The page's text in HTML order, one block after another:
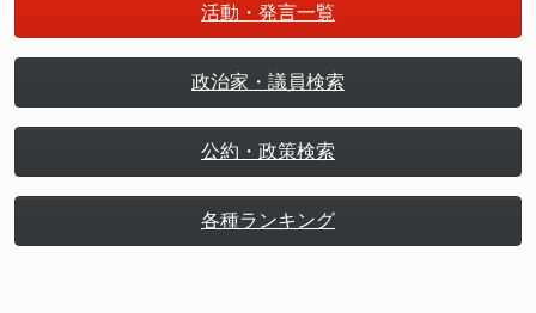
活動・発言一覧
政治家・議員検索
公約・政策検索
各種ランキング